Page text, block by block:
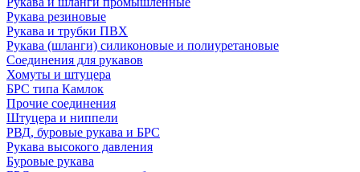
Рукава резиновые
Рукава и трубки ПВХ
Рукава (шланги) силиконовые и полиуретановые
Соединения для рукавов
Хомуты и штуцера
БРС типа Камлок
Прочие соединения
Штуцера и ниппели
РВД, буровые рукава и БРС
Рукава высокого давления
Буровые рукава